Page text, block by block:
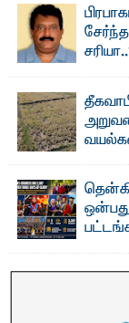
பாண்டிருப்பு ...
காணப்பட்ட பல ...
மற்றும் சிறப்புப்